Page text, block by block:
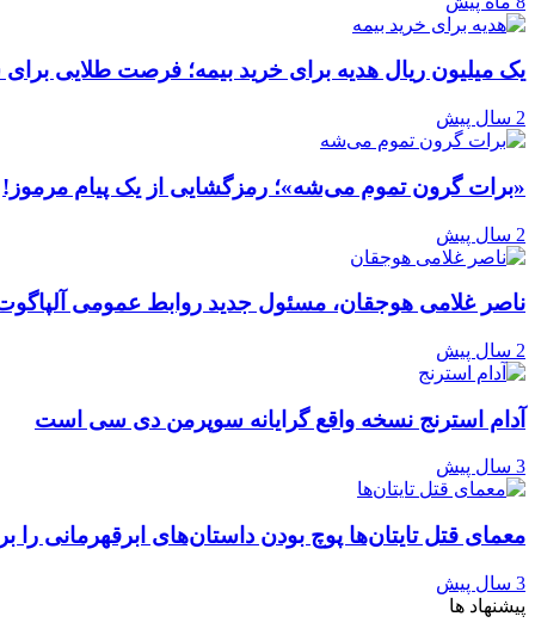
یک میلیون ریال هدیه برای خرید بیمه؛ فرصت طلایی
2 سال پیش
«برات گرون تموم می‌شه»؛ رمزگشایی از یک پیام مرموز!
2 سال پیش
ناصر غلامی هوجقان، مسئول جدید روابط عمومی
2 سال پیش
آدام استرنج نسخه واقع گرایانه سوپرمن دی سی است
3 سال پیش
معمای قتل تایتان‌ها پوچ بودن داستان‌های ابرقهرمانی را
3 سال پیش
پیشنهاد ها